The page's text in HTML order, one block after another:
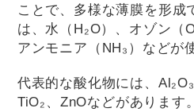
ことで、多様な薄膜を形成
は、水（H₂O）、オゾン（
アンモニア（NH₃）などが
代表的な酸化物には、
TiO₂、ZnOなどがあります